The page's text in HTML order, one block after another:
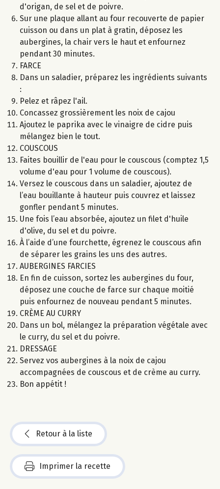
d'origan, de sel et de poivre.
Sur une plaque allant au four recouverte de papier
cuisson ou dans un plat à gratin, déposez les
aubergines, la chair vers le haut et enfournez
pendant 30 minutes.
FARCE
Dans un saladier, préparez les ingrédients suivants
:
Pelez et râpez l'ail.
Concassez grossièrement les noix de cajou
Ajoutez le paprika avec le vinaigre de cidre puis
mélangez bien le tout.
COUSCOUS
Faites bouillir de l'eau pour le couscous (comptez 1,5
volume d'eau pour 1 volume de couscous).
Versez le couscous dans un saladier, ajoutez de
l’eau bouillante à hauteur puis couvrez et laissez
gonfler pendant 5 minutes.
Une fois l’eau absorbée, ajoutez un filet d'huile
d'olive, du sel et du poivre.
À l’aide d’une fourchette, égrenez le couscous afin
de séparer les grains les uns des autres.
AUBERGINES FARCIES
En fin de cuisson, sortez les aubergines du four,
déposez une couche de farce sur chaque moitié
puis enfournez de nouveau pendant 5 minutes.
CRÈME AU CURRY
Dans un bol, mélangez la préparation végétale avec
le curry, du sel et du poivre.
DRESSAGE
Servez vos aubergines à la noix de cajou
accompagnées de couscous et de crème au curry.
Bon appétit !
Retour à la liste
Imprimer la recette